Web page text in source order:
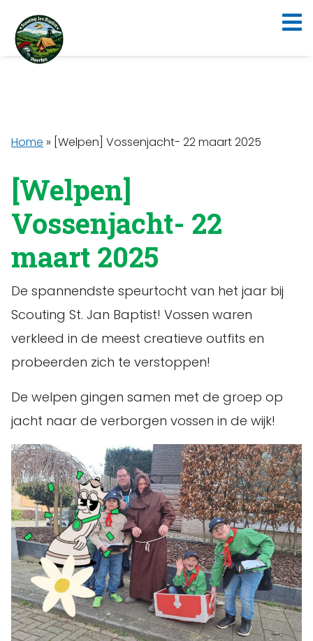
Home » [Welpen] Vossenjacht- 22 maart 2025
[Welpen]
Vossenjacht- 22
maart 2025
De spannendste speurtocht van het jaar bij
Scouting St. Jan Baptist! Vossen waren
verkleed in de meest creatieve outfits en
probeerden zich te verstoppen!
De welpen gingen samen met de groep op
jacht naar de verborgen vossen in de wijk!